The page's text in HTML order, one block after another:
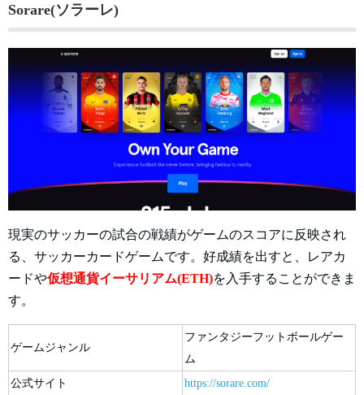
Sorare(ソラーレ)
現実のサッカーの試合の戦績がゲームのスコアに反映され
る、サッカーカードゲームです。好成績を出すと、レアカ
ードや仮想通貨イーサリアム(ETH)を入手することができま
す。
ゲームジャンル
ファンタジーフットボールゲー
ム
公式サイト
https://sorare.com/